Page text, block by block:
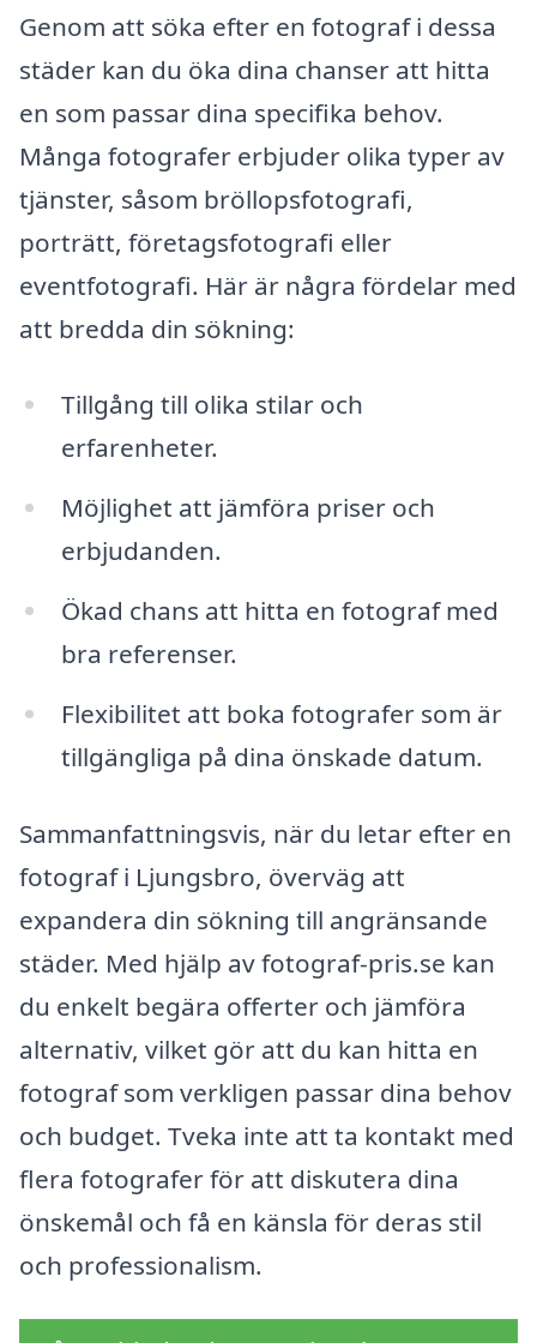
Genom att söka efter en fotograf i dessa
städer kan du öka dina chanser att hitta
en som passar dina specifika behov.
Många fotografer erbjuder olika typer av
tjänster, såsom bröllopsfotografi,
porträtt, företagsfotografi eller
eventfotografi. Här är några fördelar med
att bredda din sökning:
Tillgång till olika stilar och
erfarenheter.
Möjlighet att jämföra priser och
erbjudanden.
Ökad chans att hitta en fotograf med
bra referenser.
Flexibilitet att boka fotografer som är
tillgängliga på dina önskade datum.
Sammanfattningsvis, när du letar efter en
fotograf i Ljungsbro, överväg att
expandera din sökning till angränsande
städer. Med hjälp av fotograf-pris.se kan
du enkelt begära offerter och jämföra
alternativ, vilket gör att du kan hitta en
fotograf som verkligen passar dina behov
och budget. Tveka inte att ta kontakt med
flera fotografer för att diskutera dina
önskemål och få en känsla för deras stil
och professionalism.